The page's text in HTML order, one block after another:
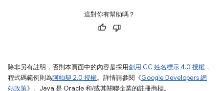
這對你有幫助嗎？
除非另有註明，否則本頁面中的內容是採用創用 CC 姓名標示 4.0 授權 ，
程式碼範例則為阿帕契 2.0 授權。詳情請參閱《Google Developers 網
站政策》。Java 是 Oracle 和/或其關聯企業的註冊商標。